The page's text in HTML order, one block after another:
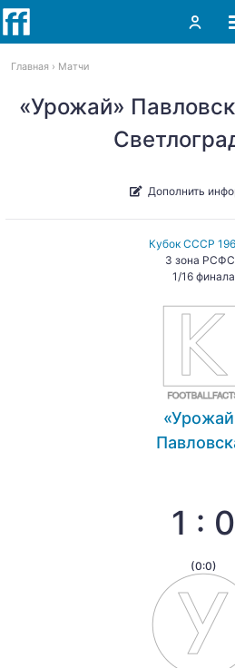
Главная Матчи
«Урожай»
Дополнить
Кубок СССР
3 зона
1/16 финала
1 : 0
(0:0)